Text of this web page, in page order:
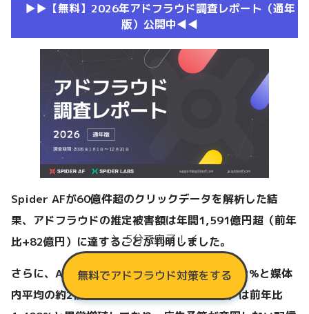
▶︎▶︎【無料】2026年アドフラウド調査レポート（通年
版）公開中◀︎◀︎
Spider AFが60億件超のクリックデータを解析した結
果、アドフラウドの推定被害額は年間1,591億円超（前年
比+82億円）に達することが判明しました。
さらに、AI最適化配信における不正率は最大5.2%と媒体
内平均の約2倍。MFA（広告収益目的サイト）は前年比
＼ 5分で完了！／
無料でアドフラウド対策をする